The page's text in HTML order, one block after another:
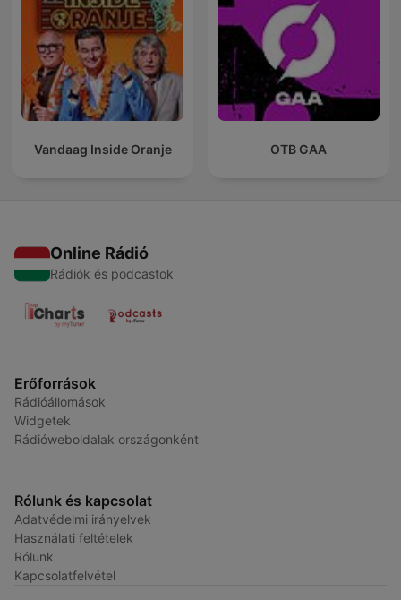
Vandaag Inside Oranje OTB GAA
Online Rádió
Rádiók és podcastok
Erőforrások
Rádióállomások
Widgetek
Rádióweboldalak országonként
Rólunk és kapcsolat
Adatvédelmi irányelvek
Használati feltételek
Rólunk
Kapcsolatfelvétel